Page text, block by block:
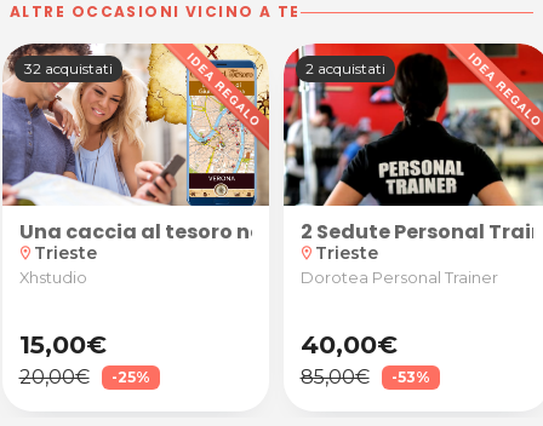
ALTRE OCCASIONI VICINO A TE
atmosfera di Venezia! Caccia al
32 acquistati
Una caccia al tesoro nella suggestiva atmosfera
location_on Trieste
Xhstudio
15,00€
20,00€ -25%
2 acquistati
2 Sedute Personal
location_on Trieste
Dorotea Personal Trainer
40,00€
85,00€ -53%